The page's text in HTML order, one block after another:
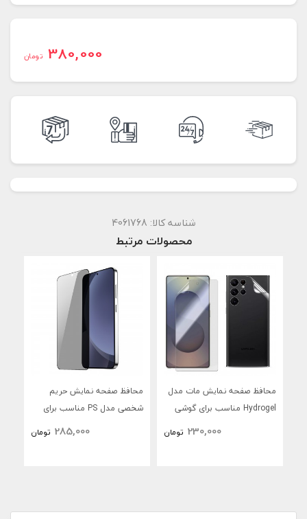
380,000 تومان
شناسه کالا: 4061768
محصولات مرتبط
محافظ صفحه نمایش مات مدل
Hydrogel مناسب برای گوشی
موبایل سامسونگ Galaxy S25
230,000 تومان
محافظ صفحه نمایش حریم
شخصی مدل PS مناسب برای
گوشی موبایل سامسونگ
285,000 تومان